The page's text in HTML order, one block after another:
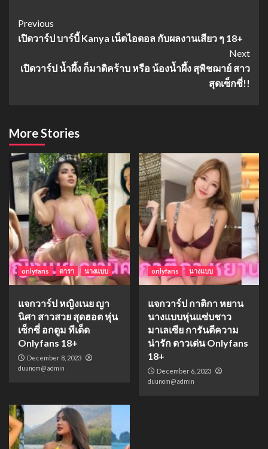
Continue
Reading
Previous
เปิดวาร์ป บาร์บี้ Kanya เน็ตไอดอล กับผลงานเสียว ๆ 18+
Next
เปิดวาร์ป น้ำผึ้ง ก็มาดิคร้าบ หรือ น้องน้ำผึ้ง สุพิชฌาย์ สาว
สุดเซ็กซี่!!
More Stories
onlyfans ดารา นางแบบ
แจกวาร์ป หญิงเนย ญา
นิศา สาวสวย สุดฮอต หุ่น
เซ็กซี่ อกตูม ทีเด็ด
Onlyfans 18+
December 8, 2023
duunom@admin
onlyfans นางแบบ
แจกวาร์ป กาติกา หยาน
นางแบบหุ่นแซ่บชาว
มาเลเซีย การันตีความ
น่ารัก ดาวเด่น Onlyfans
18+
December 6, 2023
duunom@admin